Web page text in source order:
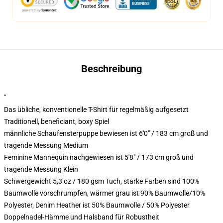
Beschreibung
"
Das übliche, konventionelle T-Shirt für regelmäßig aufgesetzt
Traditionell, beneficiant, boxy Spiel
männliche Schaufensterpuppe bewiesen ist 6'0" / 183 cm groß und
tragende Messung Medium
Feminine Mannequin nachgewiesen ist 5'8" / 173 cm groß und
tragende Messung Klein
Schwergewicht 5,3 oz / 180 gsm Tuch, starke Farben sind 100%
Baumwolle vorschrumpfen, wärmer grau ist 90% Baumwolle/10%
Polyester, Denim Heather ist 50% Baumwolle / 50% Polyester
Doppelnadel-Hämme und Halsband für Robustheit